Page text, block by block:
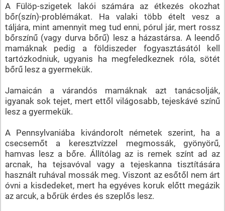
A Fülöp-szigetek lakói számára az étkezés okozhat
bőr(szín)-problémákat. Ha valaki több ételt vesz a
táljára, mint amennyit meg tud enni, pórul jár, mert rossz
bőrszínű (vagy durva bőrű) lesz a házastársa. A leendő
mamáknak pedig a földiszeder fogyasztásától kell
tartózkodniuk, ugyanis ha megfeledkeznek róla, sötét
bőrű lesz a gyermekük.
Jamaicán a várandós mamáknak azt tanácsolják,
igyanak sok tejet, mert ettől világosabb, tejeskávé színű
lesz a gyermekük.
A Pennsylvaniába kivándorolt németek szerint, ha a
csecsemőt a keresztvízzel megmossák, gyönyörű,
hamvas lesz a bőre. Állítólag az is remek színt ad az
arcnak, ha tejsavóval vagy a tejeskanna tisztítására
használt ruhával mossák meg. Viszont az esőtől nem árt
óvni a kisdedeket, mert ha egyéves koruk előtt megázik
az arcuk, a bőrük érdes és szeplős lesz.